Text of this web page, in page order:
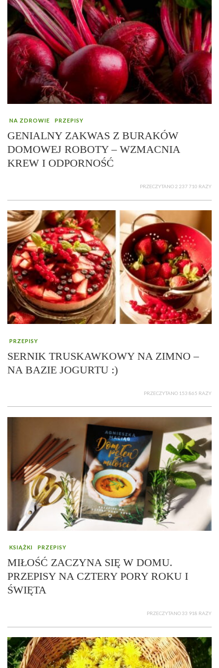
NA ZDROWIE PRZEPISY
GENIALNY ZAKWAS Z BURAKÓW
DOMOWEJ ROBOTY – WZMACNIA
KREW I ODPORNOŚĆ
PRZECZYTANO 2 237 710 RAZY
PRZEPISY
SERNIK TRUSKAWKOWY NA ZIMNO –
NA BAZIE JOGURTU :)
PRZECZYTANO 153 865 RAZY
KSIĄŻKI PRZEPISY
MIŁOŚĆ ZACZYNA SIĘ W DOMU.
PRZEPISY NA CZTERY PORY ROKU I
ŚWIĘTA
PRZECZYTANO 33 918 RAZY